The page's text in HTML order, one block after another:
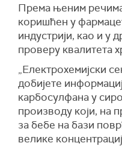
Према њеним
коришћен у
индустрији, као и у
проверу квалитета
„Електрохемијски
добијете
карбосулфана у
производу који, на
за бебе на бази
велике